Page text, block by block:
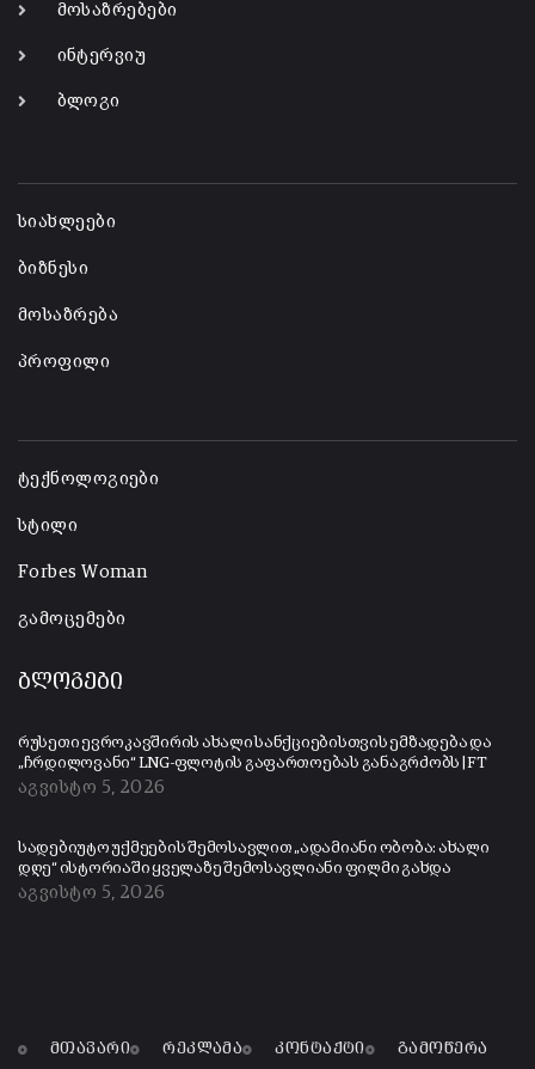
მოსაზრებები
ინტერვიუ
ბლოგი
სიახლეები
ბიზნესი
მოსაზრება
პროფილი
ტექნოლოგიები
სტილი
Forbes Woman
გამოცემები
ბლოგები
რუსეთი ევროკავშირის ახალი სანქციებისთვის ემზადება და
„ჩრდილოვანი“ LNG-ფლოტის გაფართოებას განაგრძობს | FT
აგვისტო 5, 2026
სადებიუტო უქმეების შემოსავლით „ადამიანი ობობა: ახალი
დღე“ ისტორიაში ყველაზე შემოსავლიანი ფილმი გახდა
აგვისტო 5, 2026
მთავარი რეკლამა კონტაქტი გამოწერა